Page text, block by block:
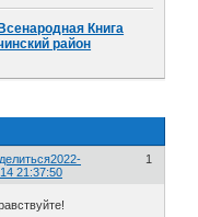
Книга
район
1
2022-
21:37:50